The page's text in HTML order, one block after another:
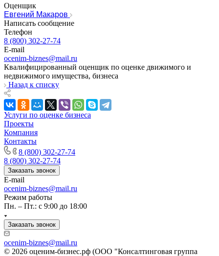
Оценщик
Евгений Макаров
Написать сообщение
Телефон
8 (800) 302-27-74
E-mail
ocenim-biznes@mail.ru
Квалифицированный оценщик по оценке движимого и
недвижимого имущества, бизнеса
Назад к списку
Услуги по оценке бизнеса
Проекты
Компания
Контакты
8 (800) 302-27-74
8 (800) 302-27-74
Заказать звонок
E-mail
ocenim-biznes@mail.ru
Режим работы
Пн. – Пт.: с 9:00 до 18:00
Заказать звонок
ocenim-biznes@mail.ru
© 2026 оценим-бизнес.рф (ООО "Консалтинговая группа
Каменск-Шахтинский
Камень-на-Оби
Камышин
Камышлов
Канаш
Кандалакша
Канск
Карачев
Карпинск
Касли
Каспийск
Кашира
Кемерово
Керчь
Кизляр
Кимры
Кингисепп
Кинель
Кинешма
Киржач
Кириши
Киров
Кировск